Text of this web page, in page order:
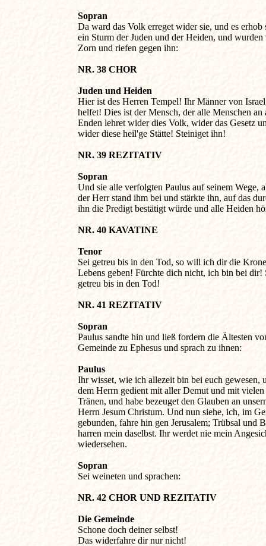
Sopran
Da ward das Volk erreget wider sie, und es
ein Sturm der Juden und der Heiden, und
Zorn und riefen gegen ihn:
NR. 38 CHOR
Juden und Heiden
Hier ist des Herren Tempel! Ihr Männer von
helfet! Dies ist der Mensch, der alle Menschen
Enden lehret wider dies Volk, wider das Gesetz
wider diese heil'ge Stätte! Steiniget ihn!
NR. 39 REZITATIV
Sopran
Und sie alle verfolgten Paulus auf seinem Wege,
der Herr stand ihm bei und stärkte ihn, auf das
ihn die Predigt bestätigt würde und alle Heiden
NR. 40 KAVATINE
Tenor
Sei getreu bis in den Tod, so will ich dir die
Lebens geben! Fürchte dich nicht, ich bin bei dir!
getreu bis in den Tod!
NR. 41 REZITATIV
Sopran
Paulus sandte hin und ließ fordern die Ältesten
Gemeinde zu Ephesus und sprach zu ihnen:
Paulus
Ihr wisset, wie ich allezeit bin bei euch gewesen,
dem Herrn gedient mit aller Demut und mit vielen
Tränen, und habe bezeuget den Glauben an
Herrn Jesum Christum. Und nun siehe, ich, im
gebunden, fahre hin gen Jerusalem; Trübsal und
harren mein daselbst. Ihr werdet nie mein
wiedersehen.
Sopran
Sei weineten und sprachen:
NR. 42 CHOR UND REZITATIV
Die Gemeinde
Schone doch deiner selbst!
Das widerfahre dir nur nicht!